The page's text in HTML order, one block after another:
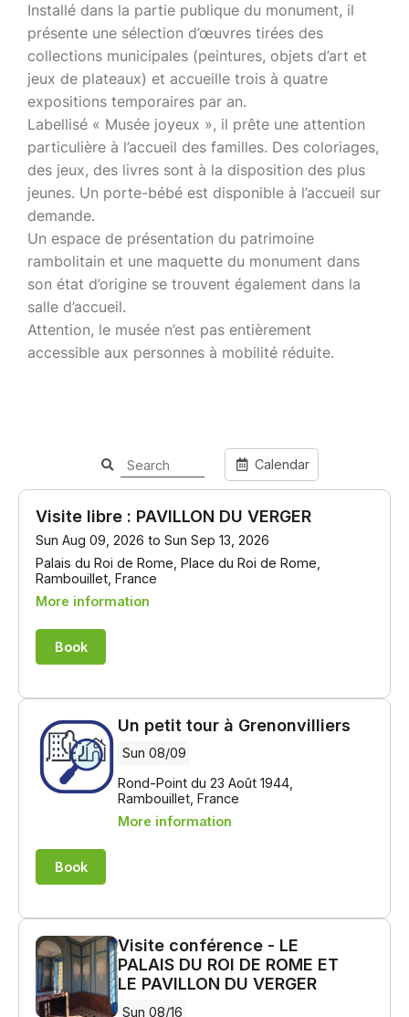
Installé dans la partie publique du monument, il
présente une sélection d’œuvres tirées des
collections municipales (peintures, objets d’art et
jeux de plateaux) et accueille trois à quatre
expositions temporaires par an.
Labellisé « Musée joyeux », il prête une attention
particulière à l’accueil des familles. Des coloriages,
des jeux, des livres sont à la disposition des plus
jeunes. Un porte-bébé est disponible à l’accueil sur
demande.
Un espace de présentation du patrimoine
rambolitain et une maquette du monument dans
son état d’origine se trouvent également dans la
salle d’accueil.
Attention, le musée n’est pas entièrement
accessible aux personnes à mobilité réduite.